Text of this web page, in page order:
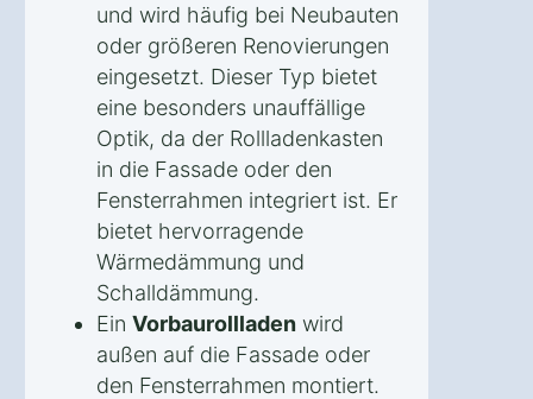
und wird häufig bei Neubauten
oder größeren Renovierungen
eingesetzt. Dieser Typ bietet
eine besonders unauffällige
Optik, da der Rollladenkasten
in die Fassade oder den
Fensterrahmen integriert ist. Er
bietet hervorragende
Wärmedämmung und
Schalldämmung.
Ein Vorbaurollladen wird
außen auf die Fassade oder
den Fensterrahmen montiert.